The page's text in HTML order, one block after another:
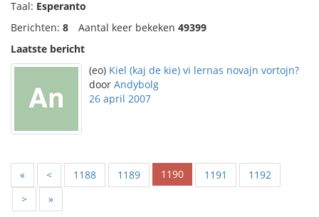
Taal: Esperanto
Berichten: 8 Aantal keer bekeken 49399
Laatste bericht
(eo) Kiel (kaj de kie) vi lernas novajn vortojn?
door Andybolg
26 april 2007
« < 1188 1189 1190 1191
1192
>
»